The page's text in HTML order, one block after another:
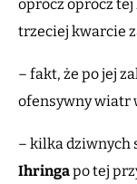
oprócz oprócz
trzeciej kwarcie
– fakt, że po jej
ofensywny wiatr
– kilka dziwnych
Ihringapo tej